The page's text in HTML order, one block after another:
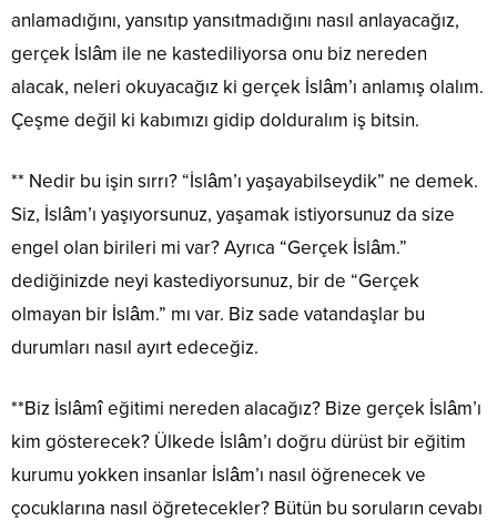
anlamadığını, yansıtıp yansıtmadığını nasıl anlayacağız,
gerçek İslâm ile ne kastediliyorsa onu biz nereden
alacak, neleri okuyacağız ki gerçek İslâm’ı anlamış olalım.
Çeşme değil ki kabımızı gidip dolduralım iş bitsin.
** Nedir bu işin sırrı? “İslâm’ı yaşayabilseydik” ne demek.
Siz, İslâm’ı yaşıyorsunuz, yaşamak istiyorsunuz da size
engel olan birileri mi var? Ayrıca “Gerçek İslâm.”
dediğinizde neyi kastediyorsunuz, bir de “Gerçek
olmayan bir İslâm.” mı var. Biz sade vatandaşlar bu
durumları nasıl ayırt edeceğiz.
**Biz İslâmî eğitimi nereden alacağız? Bize gerçek İslâm’ı
kim gösterecek? Ülkede İslâm’ı doğru dürüst bir eğitim
kurumu yokken insanlar İslâm’ı nasıl öğrenecek ve
çocuklarına nasıl öğretecekler? Bütün bu soruların cevabı